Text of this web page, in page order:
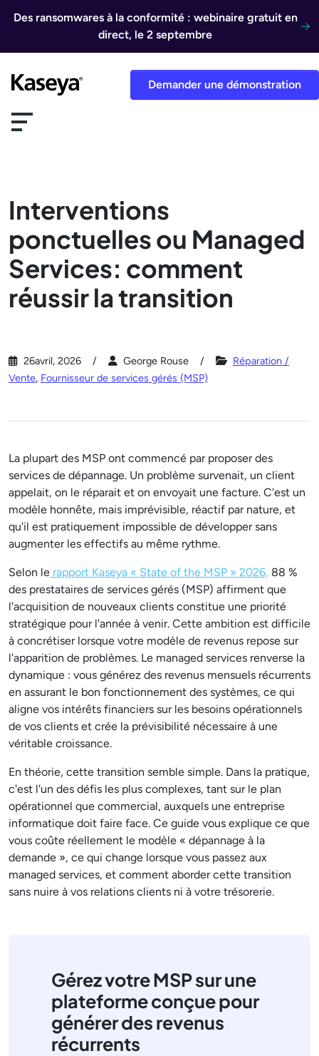
Des ransomwares à la conformité : webinaire gratuit en
direct, le 2 septembre
Demander une démonstration
Interventions
ponctuelles ou Managed
Services: comment
réussir la transition
26avril, 2026 George Rouse
Réparation /
Vente, Fournisseur de services gérés (MSP)
La plupart des MSP ont commencé par proposer des
services de dépannage. Un problème survenait, un client
appelait, on le réparait et on envoyait une facture. C'est un
modèle honnête, mais imprévisible, réactif par nature, et
qu'il est pratiquement impossible de développer sans
augmenter les effectifs au même rythme.
Selon le rapport Kaseya « State of the MSP » 2026, 88 %
des prestataires de services gérés (MSP) affirment que
l'acquisition de nouveaux clients constitue une priorité
stratégique pour l'année à venir. Cette ambition est difficile
à concrétiser lorsque votre modèle de revenus repose sur
l'apparition de problèmes. Le managed services renverse la
dynamique : vous générez des revenus mensuels récurrents
en assurant le bon fonctionnement des systèmes, ce qui
aligne vos intérêts financiers sur les besoins opérationnels
de vos clients et crée la prévisibilité nécessaire à une
véritable croissance.
En théorie, cette transition semble simple. Dans la pratique,
c'est l'un des défis les plus complexes, tant sur le plan
opérationnel que commercial, auxquels une entreprise
informatique doit faire face. Ce guide vous explique ce que
vous coûte réellement le modèle « dépannage à la
demande », ce qui change lorsque vous passez aux
managed services, et comment aborder cette transition
sans nuire à vos relations clients ni à votre trésorerie.
Gérez votre MSP sur une
plateforme conçue pour
générer des revenus
récurrents